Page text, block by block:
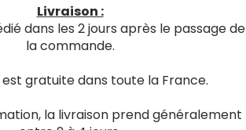
Livraison :
dans les 2 jours après le passage de
la commande.
est gratuite dans toute la France.
la livraison prend généralement